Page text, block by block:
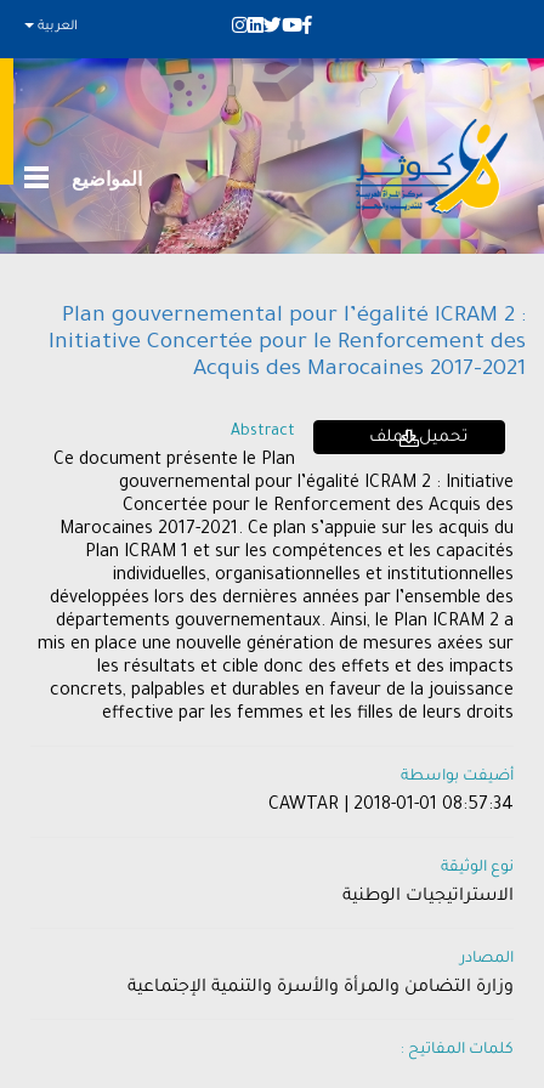
العربية
المواضيع
Plan gouvernemental pour l’égalité ICRAM 2 :
Initiative Concertée pour le Renforcement des
Acquis des Marocaines 2017-2021
تحميل الملف Abstract
Ce document présente le Plan
gouvernemental pour l’égalité ICRAM 2 : Initiative
Concertée pour le Renforcement des Acquis des
Marocaines 2017-2021. Ce plan s’appuie sur les acquis du
Plan ICRAM 1 et sur les compétences et les capacités
individuelles, organisationnelles et institutionnelles
développées lors des dernières années par l’ensemble des
départements gouvernementaux. Ainsi, le Plan ICRAM 2 a
mis en place une nouvelle génération de mesures axées sur
les résultats et cible donc des effets et des impacts
concrets, palpables et durables en faveur de la jouissance
effective par les femmes et les filles de leurs droits
أضيفت بواسطة
CAWTAR | 2018-01-01 08:57:34
نوع الوثيقة
الاستراتيجيات الوطنية
المصادر
وزارة التضامن والمرأة والأسرة والتنمية الإجتماعية
كلمات المفاتيح :